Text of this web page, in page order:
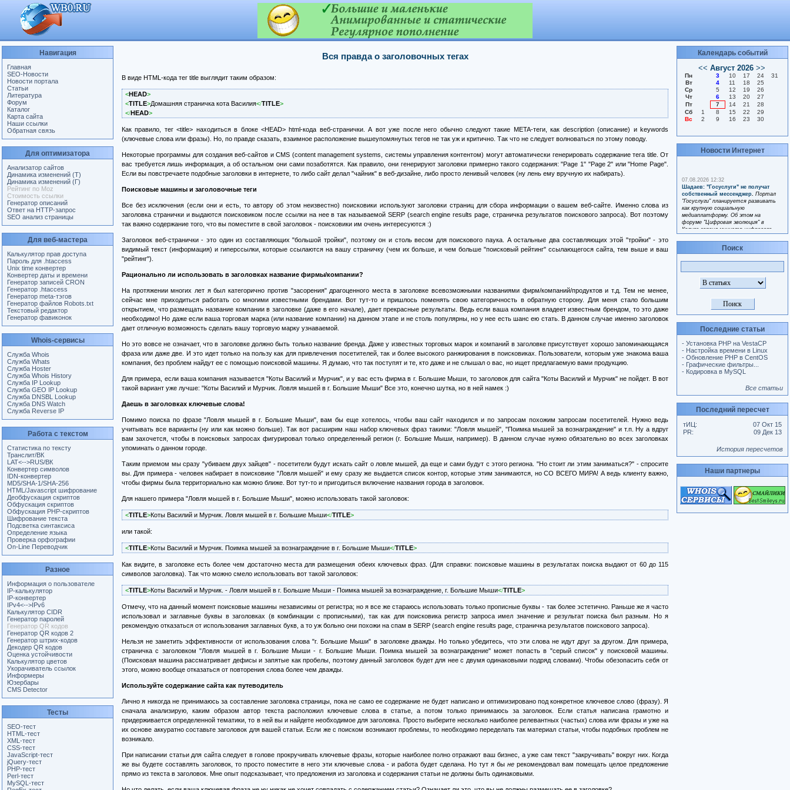
Навигация
Главная
SEO-Новости
Новости портала
Статьи
Литература
Форум
Каталог
Карта сайта
Наши ссылки
Обратная связь
Для оптимизатора
Анализатор сайтов
Динамика изменений (Т)
Динамика изменений (Г)
Рейтинг по Moz
Стоимость ссылки
Генератор описаний
Ответ на HTTP-запрос
SEO анализ страницы
Для веб-мастера
Калькулятор прав доступа
Пароль для .htaccess
Unix time конвертер
Конвертер даты и времени
Генератор записей CRON
Генератор .htaccess
Генератор meta-тэгов
Генератор файлов Robots.txt
Текстовый редактор
Генератор фавиконок
Whois-сервисы
Служба Whois
Служба Whats
Служба Hoster
Служба Whois History
Служба IP Lookup
Служба GEO IP Lookup
Служба DNSBL Lookup
Служба DNS Watch
Служба Reverse IP
Работа с текстом
Статистика по тексту
Транслит/ВК
LAT<-->RUS/ВК
Конвертер символов
IDN-конвертер
MD5/SHA-1/SHA-256
HTML/Javascript шифрование
Деобфускация скриптов
Обфускация скриптов
Обфускация PHP-скриптов
Шифрование текста
Подсветка синтаксиса
Определение языка
Проверка орфографии
On-Line Переводчик
Разное
Информация о пользователе
IP-калькулятор
IP-конвертер
IPv4<-->IPv6
Калькулятор CIDR
Генератор паролей
Генератор QR кодов
Генератор QR кодов 2
Генератор штрих-кодов
Декодер QR кодов
Оценка устойчивости
Калькулятор цветов
Укорачиватель ссылок
Информеры
Юзербары
CMS Detector
Тесты
SEO-тест
HTML-тест
XML-тест
CSS-тест
JavaScript-тест
jQuery-тест
PHP-тест
Perl-тест
MySQL-тест
Вся правда о заголовочных тегах
В виде HTML-кода тег title выглядит таким образом:
<HEAD>
<TITLE>Домашняя страничка кота Василия</TITLE>
</HEAD>
Как правило, тег <title> находиться в блоке <HEAD> html-кода веб-странички. А вот уже после него обычно следуют такие META-теги, как description (описание) и keywords
(ключевые слова или фразы). Но, по правде сказать, взаимное расположение вышеупомянутых тегов не так уж и критично. Так что не следует волноваться по этому поводу.
Некоторые программы для создания веб-сайтов и CMS (content management systems, системы управления контентом) могут автоматически генерировать содержание тега title. От
вас требуется лишь информация, а об остальном они сами позаботятся. Как правило, они генерируют заголовки примерно такого содержания: "Page 1" "Page 2" или "Home Page".
Если вы повстречаете подобные заголовки в интернете, то либо сайт делал "чайник" в веб-дизайне, либо просто ленивый человек (ну лень ему вручную их набирать).
Поисковые машины и заголовочные теги
Все без исключения (если они и есть, то автору об этом неизвестно) поисковики используют заголовки страниц для сбора информации о вашем веб-сайте. Именно слова из
заголовка странички и выдаются поисковиком после ссылки на нее в так называемой SERP (search engine results page, страничка результатов поискового запроса). Вот поэтому
так важно содержание того, что вы поместите в свой заголовок - поисковики им очень интересуются :)
Заголовок веб-странички - это один из составляющих "большой тройки", поэтому он и столь весом для поискового паука. А остальные два составляющих этой "тройки" - это
видимый текст (информация) и гиперссылки, которые ссылаются на вашу страничку (чем их больше, и чем больше "поисковый рейтинг" ссылающегося сайта, тем выше и ваш
"рейтинг").
Рационально ли использовать в заголовках название фирмы/компании?
На протяжении многих лет я был категорично против "засорения" драгоценного места в заголовке всевозможными названиями фирм/компаний/продуктов и т.д. Тем не менее,
сейчас мне приходиться работать со многими известными брендами. Вот тут-то и пришлось поменять свою категоричность в обратную сторону. Для меня стало большим
открытием, что размещать название компании в заголовке (даже в его начале), дает прекрасные результаты. Ведь если ваша компания владеет известным брендом, то это даже
необходимо! Но даже если ваша торговая марка (или название компании) на данном этапе и не столь популярны, но у нее есть шанс ею стать. В данном случае именно заголовок
дает отличную возможность сделать вашу торговую марку узнаваемой.
Но это вовсе не означает, что в заголовке должно быть только название бренда. Даже у известных торговых марок и компаний в заголовке присутствует хорошо запоминающаяся
фраза или даже две. И это идет только на пользу как для привлечения посетителей, так и более высокого ранжирования в поисковиках. Пользователи, которым уже знакома ваша
компания, без проблем найдут ее с помощью поисковой машины. Я думаю, что так поступят и те, кто даже и не слышал о вас, но ищет предлагаемую вами продукцию.
Для примера, если ваша компания называется "Коты Василий и Мурчик", и у вас есть фирма в г. Большие Мыши, то заголовок для сайта "Коты Василий и Мурчик" не пойдет. В вот
такой вариант уже лучше: "Коты Василий и Мурчик. Ловля мышей в г. Большие Мыши" Все это, конечно шутка, но в ней намек :)
Даешь в заголовках ключевые слова!
Помимо поиска по фразе "Ловля мышей в г. Большие Мыши", вам бы еще хотелось, чтобы ваш сайт находился и по запросам похожим запросам посетителей. Нужно ведь
учитывать все варианты (ну или как можно больше). Так вот расширим наш набор ключевых фраз такими: "Ловля мышей", "Поимка мышей за вознаграждение" и т.п. Ну а вдруг
вам захочется, чтобы в поисковых запросах фигурировал только определенный регион (г. Большие Мыши, например). В данном случае нужно обязательно во всех заголовках
упоминать о данном городе.
Таким приемом мы сразу "убиваем двух зайцев" - посетители будут искать сайт о ловле мышей, да еще и сами будут с этого региона. "Но стоит ли этим заниматься?" - спросите
вы. Для примера - человек набирает в поисковике "Ловля мышей" и ему сразу же выдается список контор, которые этим занимаются, но СО ВСЕГО МИРА! А ведь клиенту важно,
чтобы фирмы была территориально как можно ближе. Вот тут-то и пригодиться включение названия города в заголовок.
Для нашего примера "Ловля мышей в г. Большие Мыши", можно использовать такой заголовок:
<TITLE>Коты Василий и Мурчик. Ловля мышей в г. Большие Мыши</TITLE>
или такой:
<TITLE>Коты Василий и Мурчик. Поимка мышей за вознаграждение в г. Большие Мыши</TITLE>
Как видите, в заголовке есть более чем достаточно места для размещения обеих ключевых фраз. (Для справки: поисковые машины в результатах поиска выдают от 60 до 115
символов заголовка). Так что можно смело использовать вот такой заголовок:
<TITLE>Коты Василий и Мурчик. - Ловля мышей в г. Большие Мыши - Поимка мышей за вознаграждение, г. Большие Мыши</TITLE>
Отмечу, что на данный момент поисковые машины независимы от регистра; но я все же стараюсь использовать только прописные буквы - так более эстетично. Раньше же я часто
использовал и заглавные буквы в заголовках (в комбинации с прописными), так как для поисковика регистр запроса имел значение и результат поиска был разным. Но я
рекомендую отказаться от использования заглавных букв, а то уж больно они похожи на спам в SERP (search engine results page, страничка результатов поискового запроса).
Нельзя не заметить эффективности от использования слова "г. Большие Мыши" в заголовке дважды. Но только убедитесь, что эти слова не идут друг за другом. Для примера,
страничка с заголовком "Ловля мышей в г. Большие Мыши - г. Большие Мыши. Поимка мышей за вознаграждение" может попасть в "серый список" у поисковой машины.
(Поисковая машина рассматривает дефисы и запятые как пробелы, поэтому данный заголовок будет для нее с двумя одинаковыми подряд словами). Чтобы обезопасить себя от
этого, можно вообще отказаться от повторения слова более чем дважды.
Используйте содержание сайта как путеводитель
Лично я никогда не принимаюсь за составление заголовка страницы, пока не само ее содержание не будет написано и оптимизировано под конкретное ключевое слово (фразу). Я
сначала анализирую, каким образом автор текста расположил ключевые слова в статье, а потом только принимаюсь за заголовок. Если статья написана грамотно и
придерживается определенной тематики, то в ней вы и найдете необходимое для заголовка. Просто выберите несколько наиболее релевантных (частых) слова или фразы и уже на
их основе аккуратно составьте заголовок для вашей статьи. Если же с поиском возникают проблемы, то необходимо переделать так материал статьи, чтобы подобных проблем не
возникало.
При написании статьи для сайта следует в голове прокручивать ключевые фразы, которые наиболее полно отражают ваш бизнес, а уже сам текст "закручивать" вокруг них. Когда
же вы будете составлять заголовок, то просто поместите в него эти ключевые слова - и работа будет сделана. Но тут я бы не рекомендовал вам помещать целое предложение
прямо из текста в заголовок. Мне опыт подсказывает, что предложения из заголовка и содержания статьи не должны быть одинаковыми.
Календарь событий
Новости Интернет
Поиск
Последние статьи
- Установка PHP на VestaCP
- Настройка времени в Linux
- Обновление PHP в CentOS
- Графические фильтры...
- Кодировка в MySQL
Все статьи
Последний пересчет
тИЦ:
07 Окт 15
PR:
09 Дек 13
История пересчетов
Наши партнеры